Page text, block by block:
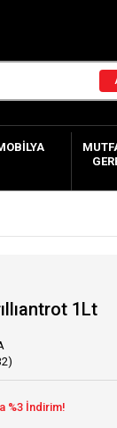
1Lt